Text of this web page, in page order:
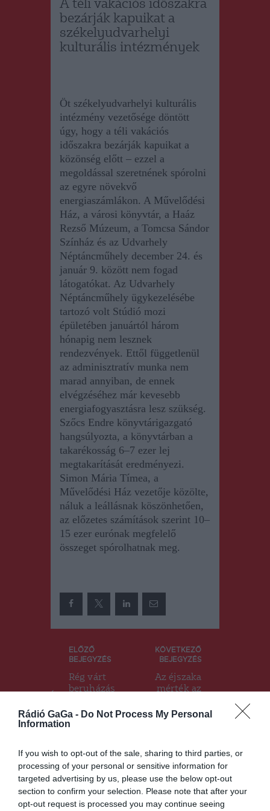
Rádió GaGa - Do Not Process My Personal
Information
If you wish to opt-out of the sale, sharing to third parties, or
processing of your personal or sensitive information for
targeted advertising by us, please use the below opt-out
section to confirm your selection. Please note that after your
opt-out request is processed you may continue seeing
A téli vakációs időszakra
bezárják kapuikat a
székelyudvarhelyi
kulturális intézmények
Öt székelyudvarhelyi kulturális
intézmény vezetősége döntött
úgy, hogy a téli vakációs
időszakra bezárják kapuikat a
közönség előtt – ezzel a
megoldással szeretnének spórolni
az egyre növekvő
energiaszámlákon. A Művelődési
Ház, a városi könyvtár, a Haáz
Rezső Múzeum, a Tomcsa Sándor
Színház és az Udvarhely
Néptáncműhely december 24. és
január 9. között nem fogad
látogatókat. Az Udvarhely
Néptáncműhely ügykezelésébe
tartozó volt Stúdió mozi
épületében januártól három
hónapig nem lesznek
rendezvények. Ettől függetlenül
az adminisztratív munka nem
marad annyiban, de ennek
elvégzéséhez már kevesebb
energiafogyasztásra lesz szükség.
Szőcs Endre könyvtárigazgató
hangsúlyozta, a könyvtárban a
takarékosság 6–7 ezer lej
megtakarítását eredményezi.
Simon Mária Tímea, a
Művelődési Ház vezetője közölte,
náluk a leállásnak köszönhetően,
az előzetes számítások szerint 10–
15 ezer eurónak megfelelő
összeget spórolhatnak meg.
Bejegyzés
navigáció
ELŐZŐ
BEJEGYZÉS
Rég várt
beruházás
meg Gyer­
gyó­al­fa­lu­
KÖVETKEZŐ
BEJEGYZÉS
Az éjszaka
mérték az
eddigi
ét Hargita
megyében